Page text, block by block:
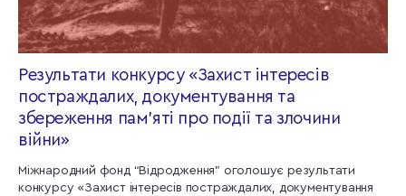
Результати конкурсу «Захист інтересів
постраждалих, документування та
збереження пам’яті про події та злочини
війни»
Міжнародний фонд “Відродження” оголошує результати
конкурсу «Захист інтересів постраждалих, документування